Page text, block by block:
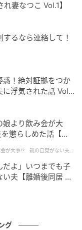
妻なつこ Vol.1】
るなら連絡して！
惑！絶対証拠をつか
浮気された話 Vol.
娘より飲み会が大
懲らしめた話【第1
が大事!? 親の自覚がない夫を
だよ」いつまでも子
夫【離婚後同居 Vo
グ